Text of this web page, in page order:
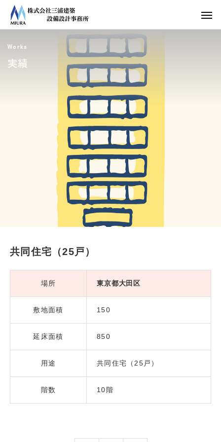
Works
実績
共同住宅（25戸）
場所 東京都大田区
敷地面積 150
延床面積 850
用途 共同住宅（25戸）
階数 10階